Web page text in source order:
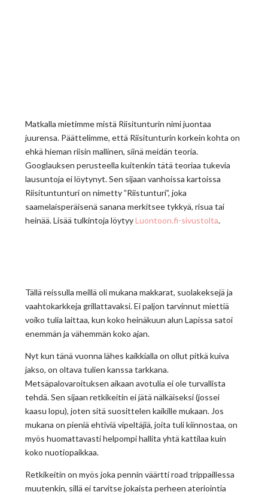
Matkalla mietimme mistä Riisitunturin nimi juontaa
juurensa. Päättelimme, että Riisitunturin korkein kohta on
ehkä hieman riisin mallinen, siinä meidän teoria.
Googlauksen perusteella kuitenkin tätä teoriaa tukevia
lausuntoja ei löytynyt. Sen sijaan vanhoissa kartoissa
Riisituntunturi on nimetty ”Riistunturi”, joka
saamelaisperäisenä sanana merkitsee tykkyä, risua tai
heinää. Lisää tulkintoja löytyyLuontoon.fi-sivustolta.
Tällä reissulla meillä oli mukana makkarat, suolakeksejä ja
vaahtokarkkeja grillattavaksi. Ei paljon tarvinnut miettiä
voiko tulia laittaa, kun koko heinäkuun alun Lapissa satoi
enemmän ja vähemmän koko ajan.
Nyt kun tänä vuonna lähes kaikkialla on ollut pitkä kuiva
jakso, on oltava tulien kanssa tarkkana.
Metsäpalovaroituksen aikaan avotulia ei ole turvallista
tehdä. Sen sijaan retkikeitin ei jätä nälkäiseksi (jossei
kaasu lopu), joten sitä suosittelen kaikille mukaan. Jos
mukana on pieniä ehtiviä vipeltäjiä, joita tuli kiinnostaa, on
myös huomattavasti helpompi hallita yhtä kattilaa kuin
koko nuotiopaikkaa.
Retkikeitin on myös joka pennin väärtti road trippaillessa
muutenkin, sillä ei tarvitse jokaista perheen ateriointia